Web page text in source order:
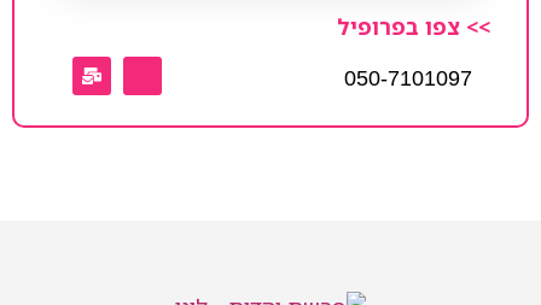
>> צפו בפרופיל
050-7101097